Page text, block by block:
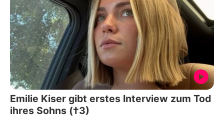
Emilie Kiser gibt erstes Interview zum Tod
ihres Sohns (†3)